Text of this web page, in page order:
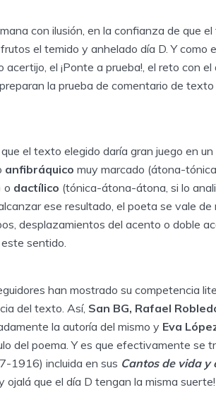
con ilusión, en la confianza de que
el temido y anhelado día D. Y como
acertijo, el ¡Ponte a prueba!, el reto con
la prueba de comentario de
el texto elegido daría gran juego en
anfibráquico muy marcado (átona-
o dactílico (tónica-átona-átona, si lo
ese resultado, el poeta se vale
desplazamientos del acento o doble
sentido.
han mostrado su competencia
del texto. Así, San BG, Rafael
la autoría del mismo y Eva
del poema. Y es que efectivamente se
1916) incluida en sus Cantos de vida y
ojalá que el día D tengan la misma suerte!